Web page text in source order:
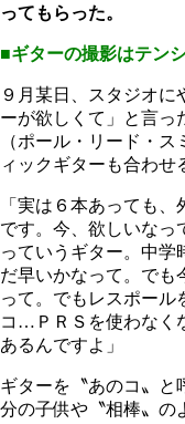
ってもらった。
■ギターの撮影はテン
９月某日、スタジオ
ーが欲しくて」と言っ
（ポール・リード・
ィックギターも合わせ
「実は６本あっても
です。今、欲しいなっ
っていうギター。中学
だ早いかなって。でも
って。でもレスポール
コ…ＰＲＳを使わなく
あるんですよ」
ギターを〝あのコ〟と
分の子供や〝相棒〟の